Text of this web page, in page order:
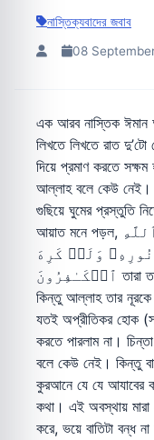
নাস্তিক্যবাদের জবাব
08
এক আরব নাস্তিক ঈমান
লিখতে লিখতে রাত
দিয়ে প্রমাণ করতে
আল্লাহ বলে কেউ নেই।
গুছিয়ে ঘুমের প্রস্তুতি
আয়াত মনে পড়ল, یُرِیدُونَ لِیُطۡفِـُٔوا۟ نُورَ ٱللَّهِ
وَلَوۡ كَرِهَ
ٱلۡكَـٰفِرُونَ তারা তাদের মুখ দিয়ে আল্লাহর নূর নিভিয়ে দিতে চায়,
কিন্তু আল্লাহ তার নূরকে
যতই অপ্রীতিকর হোক
করতে পারলাম না।
বলে কেউ নেই। কিন্তু
কুরআনে যে যে আযাবের
কথা। এই অবস্থায় মারা
করে, ভয়ে বাতিটা বন্ধ